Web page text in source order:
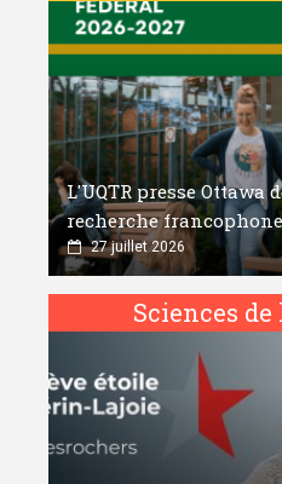
L'UQTR presse Ottawa
recherche francophone
27 juillet 2026
Sciences